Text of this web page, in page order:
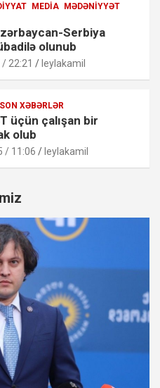
MEDIA MƏDƏNIYYƏT
Serbiya
olunub
22:21 leylakamil
SON XƏBƏRLƏR
üçün çalışan bir
olub
/ 11:06 leylakamil